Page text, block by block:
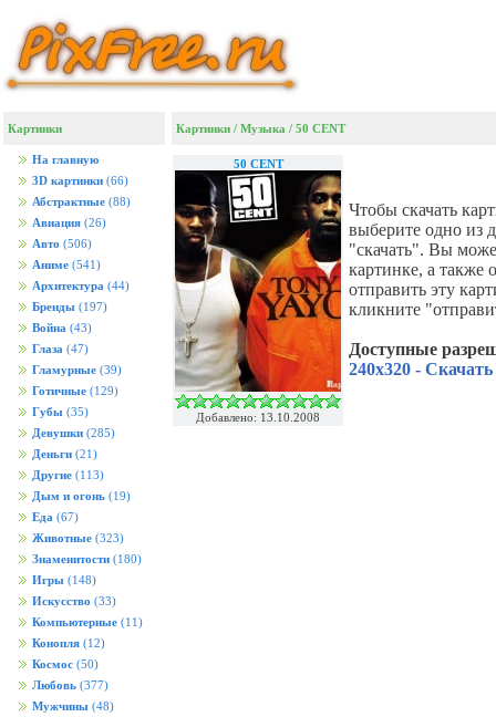
Картинки
На главную
3D картинки (66)
Абстрактные (88)
Авиация (26)
Авто (506)
Аниме (541)
Архитектура (44)
Бренды (197)
Война (43)
Глаза (47)
Гламурные (39)
Готичные (129)
Губы (35)
Девушки (285)
Деньги (21)
Другие (113)
Дым и огонь (19)
Еда (67)
Животные (323)
Знаменитости (180)
Игры (148)
Искусство (33)
Компьютерные (11)
Конопля (12)
Космос (50)
Любовь (377)
Мужчины (48)
Картинки / Музыка / 50 CENT
50 CENT
Добавлено: 13.10.2008
Чтобы скачать
выберите одно из
"скачать". Вы
картинке, а также
отправить эту
кликните
Доступные
240x320 - Скачать